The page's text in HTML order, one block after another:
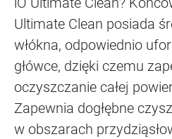
Ultimate Clean posiada
włókna, odpowiednio
główce, dzięki czemu
oczyszczanie całej
Zapewnia dogłębne
w obszarach